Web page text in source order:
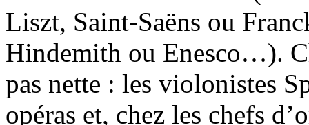
Liszt, Saint-Saëns ou
Hindemith ou Enesco…).
pas nette : les violonistes
opéras et, chez les chefs